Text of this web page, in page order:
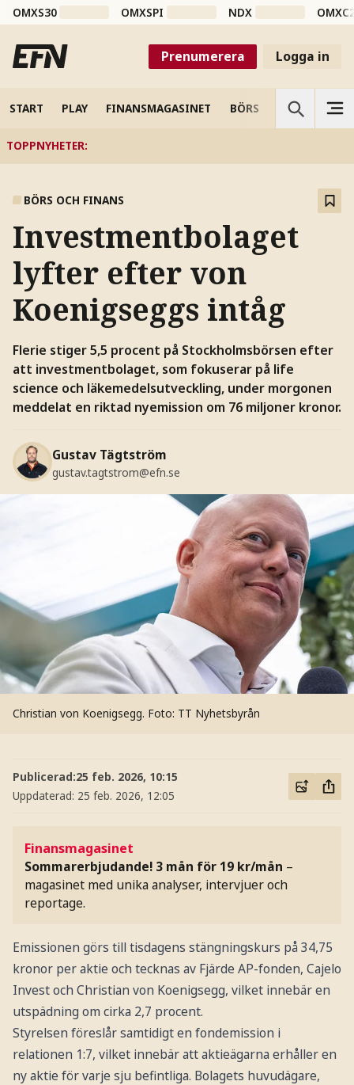
OMXS30 OMXSPI NDX
Prenumerera Logga in
START PLAY FINANSMAGASINET BÖRS VETENSKAP
TOPPNYHETER:
BÖRS OCH FINANS
Investmentbolaget
lyfter efter von
Koenigseggs intåg
Flerie stiger 5,5 procent på Stockholmsbörsen efter
att investmentbolaget, som fokuserar på life
science och läkemedelsutveckling, under morgonen
meddelat en riktad nyemission om 76 miljoner kronor.
Gustav Tägtström
gustav.tagtstrom@efn.se
Christian von Koenigsegg. Foto: TT Nyhetsbyrån
Publicerad:25 feb. 2026, 10:15
Uppdaterad: 25 feb. 2026, 12:05
Finansmagasinet
Sommarerbjudande! 3 mån för 19 kr/mån –
magasinet med unika analyser, intervjuer och
reportage.
Emissionen görs till tisdagens stängningskurs på 34,75
kronor per aktie och tecknas av Fjärde AP-fonden, Cajelo
Invest och Christian von Koenigsegg, vilket innebär en
utspädning om cirka 2,7 procent.
Styrelsen föreslår samtidigt en fondemission i
relationen 1:7, vilket innebär att aktieägarna erhåller en
ny aktie för varje sju befintliga. Bolagets huvudägare,